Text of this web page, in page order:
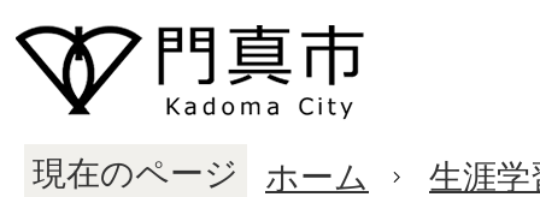
現在のページ ホーム 生涯